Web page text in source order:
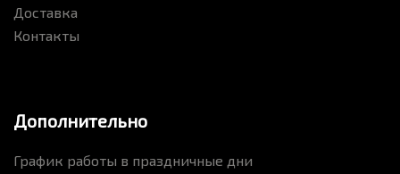
Доставка
Контакты
Дополнительно
График работы в праздничные дни